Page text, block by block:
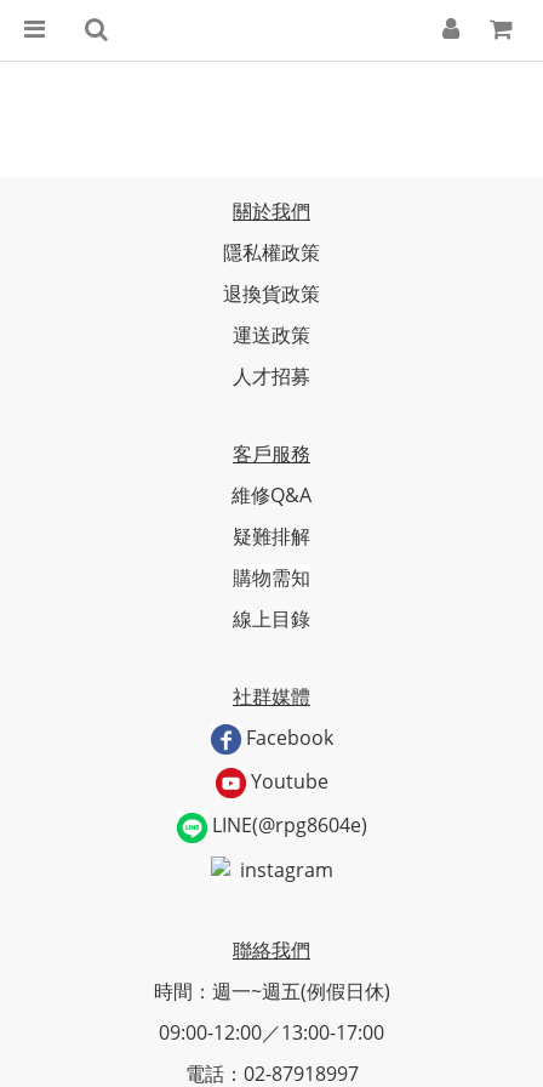
關於我們
隱私權政策
退換貨政策
運送政策
人才招募
客戶服務
維修Q&A
疑難排解
購物需知
線上目錄
社群媒體
Facebook
Youtube
LINE(@rpg8604e)
instagram
聯絡我們
時間：週一~週五(例假日休)
09:00-12:00／13:00-17:00
電話：02-87918997